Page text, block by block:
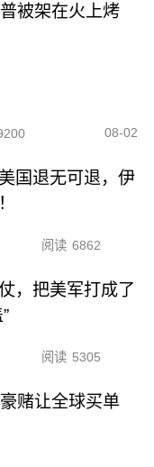
被架在火上烤
08-02
国退无可退，伊
阅读 6862
，把美军打成了
阅读 5305
赌让全球买单